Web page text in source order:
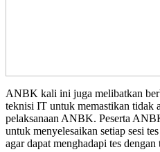
ANBK kali ini juga melibatkan
teknisi IT untuk memastikan tidak
pelaksanaan ANBK. Peserta
untuk menyelesaikan setiap sesi
agar dapat menghadapi tes